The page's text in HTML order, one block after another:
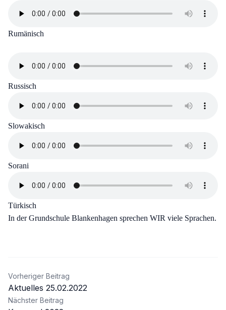
Rumänisch
Russisch
Slowakisch
Sorani
Türkisch
In der Grundschule Blankenhagen sprechen WIR viele Sprachen.
Beitragsnavigation
Vorheriger Beitrag
Aktuelles 25.02.2022
Nächster Beitrag